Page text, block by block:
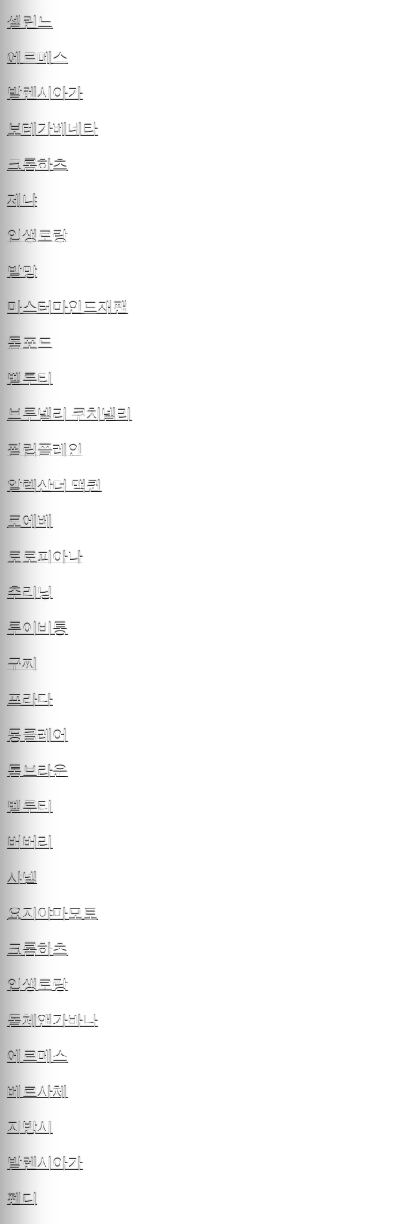
셀린느
에르메스
발렌시아가
보테가베네타
크롬하츠
제냐
입생로랑
발망
마스터마인드재팬
톰포드
벨루티
브루넬리 쿠치넬리
필립플레인
알렉산더 맥퀸
로에베
로로피아나
추리닝
루이비통
구찌
프라다
몽클레어
톰브라운
벨루티
버버리
샤넬
요지야마모토
크롬하츠
입생로랑
돌체앤가바나
에르메스
베르사체
지방시
발렌시아가
펜디